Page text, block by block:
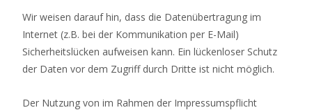
Wir weisen darauf hin, dass die Datenübertragung im
Internet (z.B. bei der Kommunikation per E-Mail)
Sicherheitslücken aufweisen kann. Ein lückenloser Schutz
der Daten vor dem Zugriff durch Dritte ist nicht möglich.
Der Nutzung von im Rahmen der Impressumspflicht